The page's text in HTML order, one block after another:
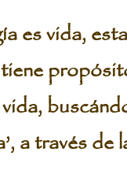
es vida,
a través de